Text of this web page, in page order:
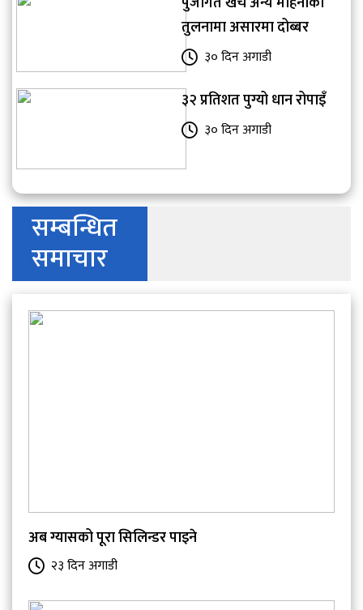
तुलनामा असारमा दोब्बर
३० दिन अगाडी
३२ प्रतिशत पुग्यो धान रोपाइँ
३० दिन अगाडी
सम्बन्धित
समाचार
अब ग्यासको पूरा सिलिन्डर पाइने
२३ दिन अगाडी